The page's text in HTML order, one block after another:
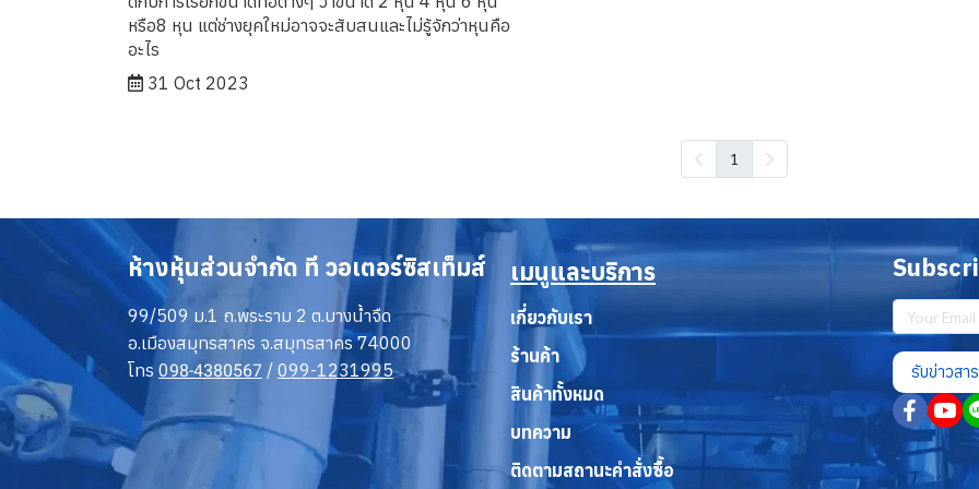
หรือ8 หุน แต่ช่างยุคใหม่อาจจะสับสนและไม่รู้จักว่าหุนคือ
อะไร
31 Oct 2023
1
ห้างหุ้นส่วนจำกัด ที วอเตอร์ซิสเท็มส์
99/509 ม.1 ถ.พระราม 2 ต.บางน้ำจืด
อ.เมืองสมุทรสาคร จ.สมุทรสาคร 74000
โทร 098-4380567 / 099-1231995
เมนูและบริการ
เกี่ยวกับเรา
ร้านค้า
สินค้าทั้งหมด
บทความ
ติดตามสถานะคำสั่งซื้อ
รับข่าวสาร